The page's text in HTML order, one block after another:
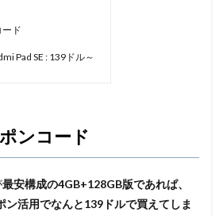
ド
Pad SE : 139ドル～
ンコード
最安構成の4GB+128GB版であれぱ、
ン活用でなんと139ドルで買えてしま